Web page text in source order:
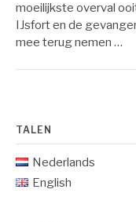
moeilijkste overval
IJsfort en de
mee terug nemen …
TALEN
Nederlands
English